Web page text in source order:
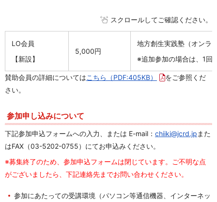
スクロールしてご確認ください。
LO会員
【新設】
5,000円
地方創生実践塾（オンラ
※追加参加の場合は、1回
賛助会員の詳細についてはこちら （PDF:405KB）
をご参照くだ
さい。
参加申し込みについて
下記参加申込フォームへの入力、または E-mail： chiiki@jcrd.jp また
はFAX（03-5202-0755）にてお申込みください。
※募集終了のため、参加申込フォームは閉じています。ご不明な点
がございましたら、下記連絡先までお問い合わせください。
参加にあたっての受講環境（パソコン等通信機器、インターネッ